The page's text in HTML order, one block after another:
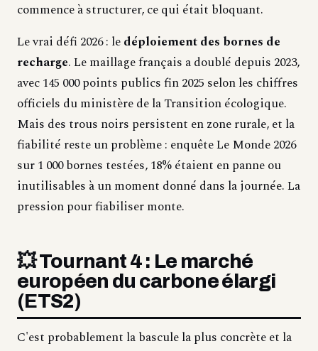
commence à structurer, ce qui était bloquant.
Le vrai défi 2026 : ledéploiement des bornes de
recharge. Le maillage français a doublé depuis 2023,
avec 145 000 points publics fin 2025 selon les chiffres
officiels du ministère de la Transition écologique.
Mais des trous noirs persistent en zone rurale, et la
fiabilité reste un problème : enquête Le Monde 2026
sur 1 000 bornes testées, 18% étaient en panne ou
inutilisables à un moment donné dans la journée. La
pression pour fiabiliser monte.
💥 Tournant 4 : Le marché
européen du carbone élargi
(ETS2)
C'est probablement la bascule la plus concrète et la